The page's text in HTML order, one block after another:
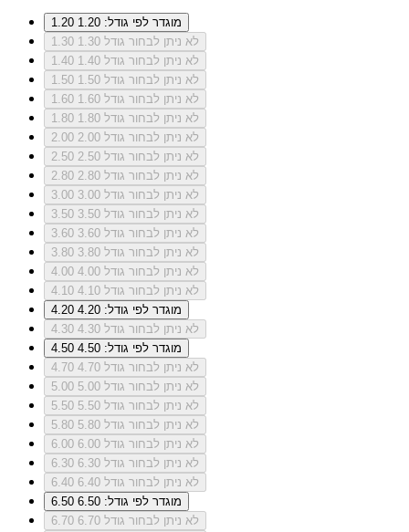
1.20
מוגדר לפי גודל: 1.20
1.30
לא ניתן לבחור גודל 1.30
1.40
לא ניתן לבחור גודל 1.40
1.50
לא ניתן לבחור גודל 1.50
1.60
לא ניתן לבחור גודל 1.60
1.80
לא ניתן לבחור גודל 1.80
2.00
לא ניתן לבחור גודל 2.00
2.50
לא ניתן לבחור גודל 2.50
2.80
לא ניתן לבחור גודל 2.80
3.00
לא ניתן לבחור גודל 3.00
3.50
לא ניתן לבחור גודל 3.50
3.60
לא ניתן לבחור גודל 3.60
3.80
לא ניתן לבחור גודל 3.80
4.00
לא ניתן לבחור גודל 4.00
4.10
לא ניתן לבחור גודל 4.10
4.20
מוגדר לפי גודל: 4.20
4.30
לא ניתן לבחור גודל 4.30
4.50
מוגדר לפי גודל: 4.50
4.70
לא ניתן לבחור גודל 4.70
5.00
לא ניתן לבחור גודל 5.00
5.50
לא ניתן לבחור גודל 5.50
5.80
לא ניתן לבחור גודל 5.80
6.00
לא ניתן לבחור גודל 6.00
6.30
לא ניתן לבחור גודל 6.30
6.40
לא ניתן לבחור גודל 6.40
6.50
מוגדר לפי גודל: 6.50
6.70
לא ניתן לבחור גודל 6.70